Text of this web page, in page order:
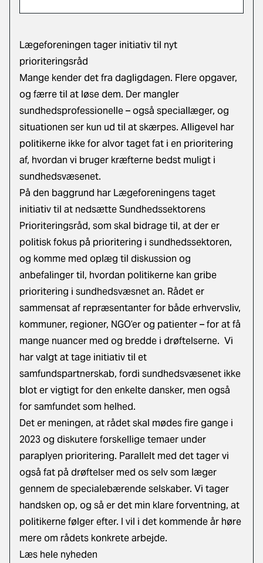
Lægeforeningen tager initiativ til nyt
prioriteringsråd
Mange kender det fra dagligdagen. Flere opgaver,
og færre til at løse dem. Der mangler
sundhedsprofessionelle – også speciallæger, og
situationen ser kun ud til at skærpes. Alligevel har
politikerne ikke for alvor taget fat i en prioritering
af, hvordan vi bruger kræfterne bedst muligt i
sundhedsvæsenet.
På den baggrund har Lægeforeningens taget
initiativ til at nedsætte Sundhedssektorens
Prioriteringsråd, som skal bidrage til, at der er
politisk fokus på prioritering i sundhedssektoren,
og komme med oplæg til diskussion og
anbefalinger til, hvordan politikerne kan gribe
prioritering i sundhedsvæsnet an. Rådet er
sammensat af repræsentanter for både erhvervsliv,
kommuner, regioner, NGO’er og patienter – for at få
mange nuancer med og bredde i drøftelserne. Vi
har valgt at tage initiativ til et
samfundspartnerskab, fordi sundhedsvæsenet ikke
blot er vigtigt for den enkelte dansker, men også
for samfundet som helhed.
Det er meningen, at rådet skal mødes fire gange i
2023 og diskutere forskellige temaer under
paraplyen prioritering. Parallelt med det tager vi
også fat på drøftelser med os selv som læger
gennem de specialebærende selskaber. Vi tager
handsken op, og så er det min klare forventning, at
politikerne følger efter. I vil i det kommende år høre
mere om rådets konkrete arbejde.
Læs hele nyheden